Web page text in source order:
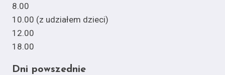
8.00
10.00 (z udziałem dzieci)
12.00
18.00
Dni powszednie